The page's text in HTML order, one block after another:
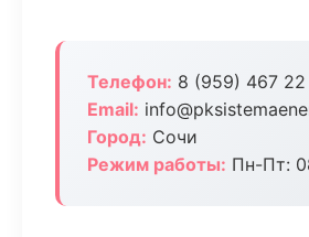
Телефон: 8 (959) 467
Email:
Город: Сочи
Режим работы: Пн-Пт: